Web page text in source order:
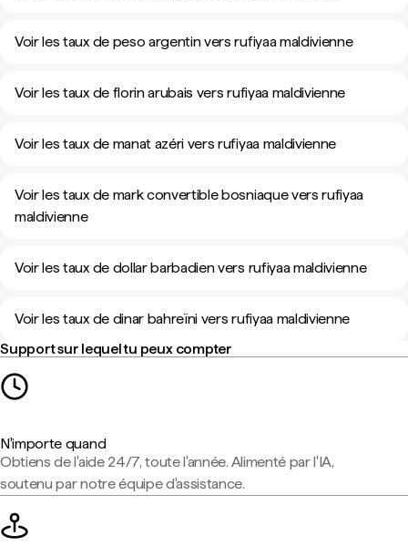
Voir les taux de peso argentin vers rufiyaa maldivienne
Voir les taux de florin arubais vers rufiyaa maldivienne
Voir les taux de manat azéri vers rufiyaa maldivienne
Voir les taux de mark convertible bosniaque vers rufiyaa
maldivienne
Voir les taux de dollar barbadien vers rufiyaa maldivienne
Voir les taux de dinar bahreïni vers rufiyaa maldivienne
Support sur lequel tu peux compter
N'importe quand
Obtiens de l'aide 24/7, toute l'année. Alimenté par l'IA,
soutenu par notre équipe d'assistance.